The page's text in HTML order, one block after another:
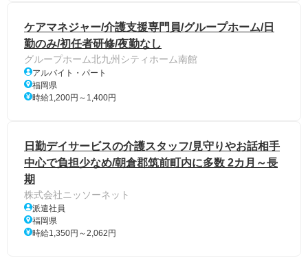
ケアマネジャー/介護支援専門員/グループホーム/日
勤のみ/初任者研修/夜勤なし
グループホーム北九州シティホーム南館
アルバイト・パート
福岡県
時給1,200円～1,400円
日勤デイサービスの介護スタッフ/見守りやお話相手
中心で負担少なめ/朝倉郡筑前町内に多数 2カ月～長
期
株式会社ニッソーネット
派遣社員
福岡県
時給1,350円～2,062円